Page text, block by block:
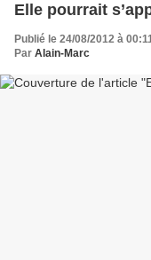
Elle pourrait
Publié le 24/08/2012 à
Par Alain-Marc